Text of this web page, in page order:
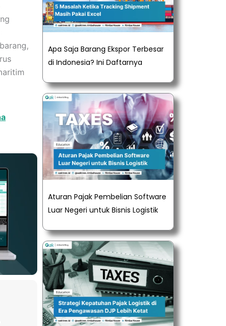
Apa Saja Barang Ekspor Terbesar
di Indonesia? Ini Daftarnya
Aturan Pajak Pembelian Software
Luar Negeri untuk Bisnis Logistik